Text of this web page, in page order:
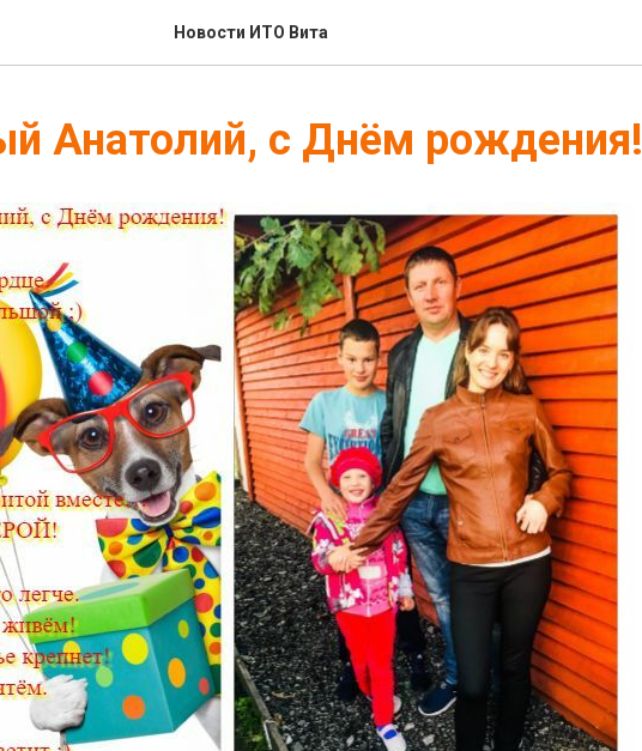
Новости ИТО Вита
Анатолий, с Днём рождения!